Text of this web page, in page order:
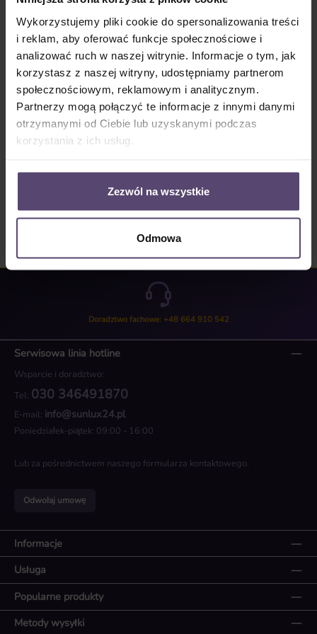
Wykorzystujemy pliki cookie do spersonalizowania treści
i reklam, aby oferować funkcje społecznościowe i
analizować ruch w naszej witrynie. Informacje o tym, jak
korzystasz z naszej witryny, udostępniamy partnerom
społecznościowym, reklamowym i analitycznym.
Partnerzy mogą połączyć te informacje z innymi danymi
otrzymanymi od Ciebie lub uzyskanymi podczas
korzystania z ich usług.
Zezwól na wszystkie
Odmowa
Ilość produktu: Wprowadź żądaną ilość lub użyj przycisków, aby zwiększyć lub
Do koszyka
Numer produktu:MU_R_DF_3357_PG1
Opis
Doradztwo fachowe: +48 664 910 542
Serwisowa linia hotline
Wsparcie i doradztwo:
Tel: 030 346491870
E-mail: info@sunlux24.pl
Poniedziałek-piątek: 09:00 - 16:00
Lub za pośrednictwem naszego formularza kontaktowego.
Odwołaj umowę
Informacje
Usługa
Popularne produkty
Metody wysyłki